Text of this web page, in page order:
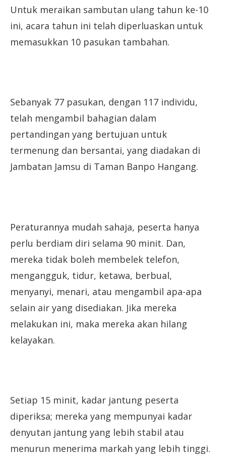
Untuk meraikan sambutan ulang tahun ke-10
ini, acara tahun ini telah diperluaskan untuk
memasukkan 10 pasukan tambahan.
Sebanyak 77 pasukan, dengan 117 individu,
telah mengambil bahagian dalam
pertandingan yang bertujuan untuk
termenung dan bersantai, yang diadakan di
Jambatan Jamsu di Taman Banpo Hangang.
Peraturannya mudah sahaja, peserta hanya
perlu berdiam diri selama 90 minit. Dan,
mereka tidak boleh membelek telefon,
mengangguk, tidur, ketawa, berbual,
menyanyi, menari, atau mengambil apa-apa
selain air yang disediakan. Jika mereka
melakukan ini, maka mereka akan hilang
kelayakan.
Setiap 15 minit, kadar jantung peserta
diperiksa; mereka yang mempunyai kadar
denyutan jantung yang lebih stabil atau
menurun menerima markah yang lebih tinggi.